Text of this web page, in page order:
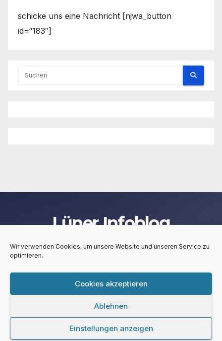
Wir verwenden Cookies, um unsere Website und unseren Service zu
optimieren.
Cookies akzeptieren
Ablehnen
Einstellungen anzeigen
schicke uns eine Nachricht [njwa_button
id=“183″]
Lüner Infoblog
Stolz präsentiert von WordPress
Themeansar
Lüner InfoblogKontaktImpressumPrivacy Policy